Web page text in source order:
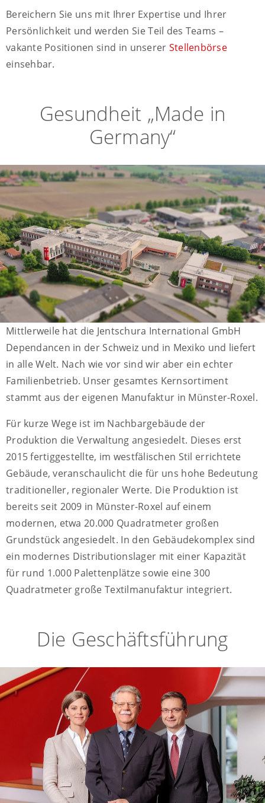
Bereichern Sie uns mit Ihrer Expertise und Ihrer
Persönlichkeit und werden Sie Teil des Teams –
vakante Positionen sind in unserer Stellenbörse
einsehbar.
Gesundheit „Made in
Germany“
Mittlerweile hat die Jentschura International GmbH
Dependancen in der Schweiz und in Mexiko und liefert
in alle Welt. Nach wie vor sind wir aber ein echter
Familienbetrieb. Unser gesamtes Kernsortiment
stammt aus der eigenen Manufaktur in Münster-Roxel.
Für kurze Wege ist im Nachbargebäude der
Produktion die Verwaltung angesiedelt. Dieses erst
2015 fertiggestellte, im westfälischen Stil errichtete
Gebäude, veranschaulicht die für uns hohe Bedeutung
traditioneller, regionaler Werte. Die Produktion ist
bereits seit 2009 in Münster-Roxel auf einem
modernen, etwa 20.000 Quadratmeter großen
Grundstück angesiedelt. In den Gebäudekomplex sind
ein modernes Distributionslager mit einer Kapazität
für rund 1.000 Palettenplätze sowie eine 300
Quadratmeter große Textilmanufaktur integriert.
Die Geschäftsführung